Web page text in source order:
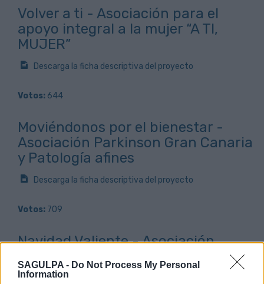
SAGULPA - Do Not Process My Personal
Information
Volver a ti - Asociación para el
apoyo integral a la mujer “A TI,
MUJER”
Descarga la ficha descriptiva del proyecto
Votos: 644
Moviéndonos por el bienestar -
Asociación Parkinson Gran Canaria
y Patología afines
Descarga la ficha descriptiva del proyecto
Votos: 709
Navidad Valiente - Asociación
Descarga la ficha descriptiva del proyecto